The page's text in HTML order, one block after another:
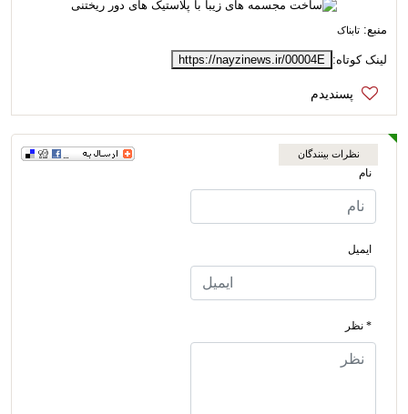
منبع: تابناک
لینک کوتاه: https://nayzinews.ir/00004E
نظرات بینندگان
نام
ایمیل
* نظر